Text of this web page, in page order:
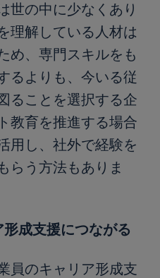
世の中に少なくあり
理解している人材は
め、専門スキルをも
るよりも、今いる従
ることを選択する企
教育を推進する場合
用し、社外で経験を
らう方法もありま
形成支援につながる
員のキャリア形成支